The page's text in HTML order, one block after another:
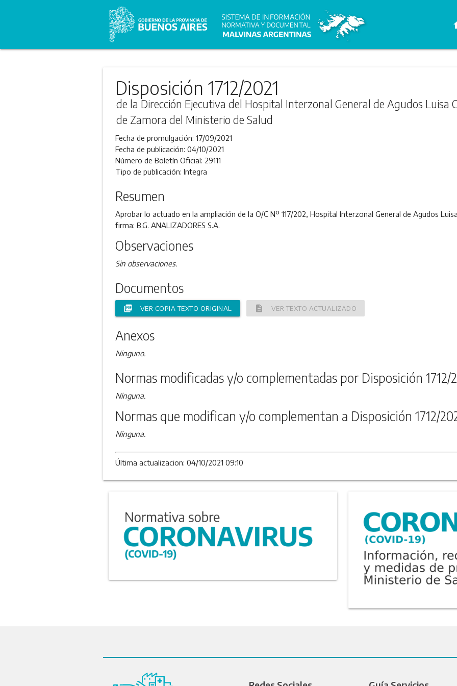
Disposición 1712/2021
de la Dirección Ejecutiva del Hospital Interzonal General de Agudos Luisa
de Zamora del Ministerio de Salud
Fecha de promulgación: 17/09/2021
Fecha de publicación: 04/10/2021
Número de Boletín Oficial: 29111
Tipo de publicación: Integra
Resumen
Aprobar lo actuado en la ampliación de la O/C Nº 117/202, Hospital Interzonal General de Agudos
firma: B.G. ANALIZADORES S.A.
Observaciones
Sin observaciones.
Documentos
picture_as_pdf VER COPIA TEXTO ORIGINAL description VER TEXTO ACTUALIZADO
Anexos
Ninguno.
Normas modificadas y/o complementadas por Disposición 1712/
Ninguna.
Normas que modifican y/o complementan a Disposición 1712/
Ninguna.
Última actualizacion: 04/10/2021 09:10